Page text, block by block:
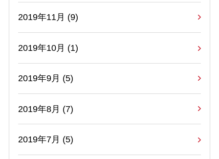
2019年11月 (9)
2019年10月 (1)
2019年9月 (5)
2019年8月 (7)
2019年7月 (5)